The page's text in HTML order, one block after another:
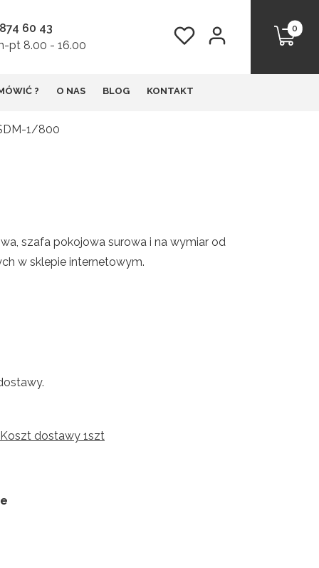
60 43
pt 8.00 - 16.00
UlubioneZaloguj się Koszyk
? O NAS BLOG KONTAKT
1/800
szafa pokojowa surowa i na wymiar od
w sklepie internetowym.
dostawy 1szt